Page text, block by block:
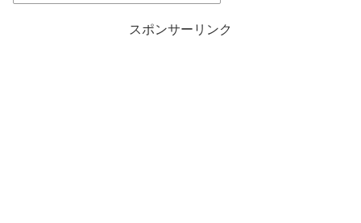
スポンサーリンク